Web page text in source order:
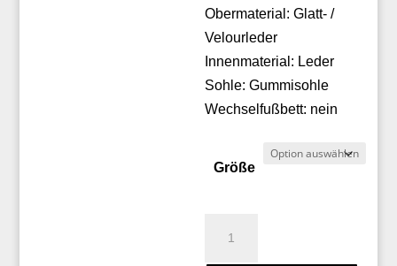
Obermaterial: Glatt- /
Velourleder
Innenmaterial: Leder
Sohle: Gummisohle
Wechselfußbett: nein
Größe